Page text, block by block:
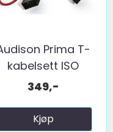
Prima T-
kabelsett ISO
349,-
Kjøp